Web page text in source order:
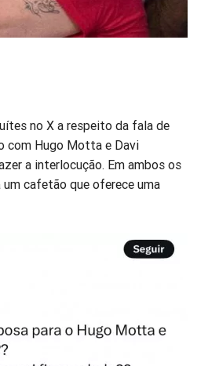
no X a respeito da fala de
com Hugo Motta e Davi
a interlocução. Em ambos os
cafetão que oferece uma